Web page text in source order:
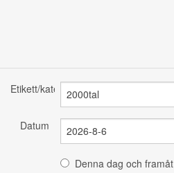
Etikett/kategori
Datum
Denna dag och framåt